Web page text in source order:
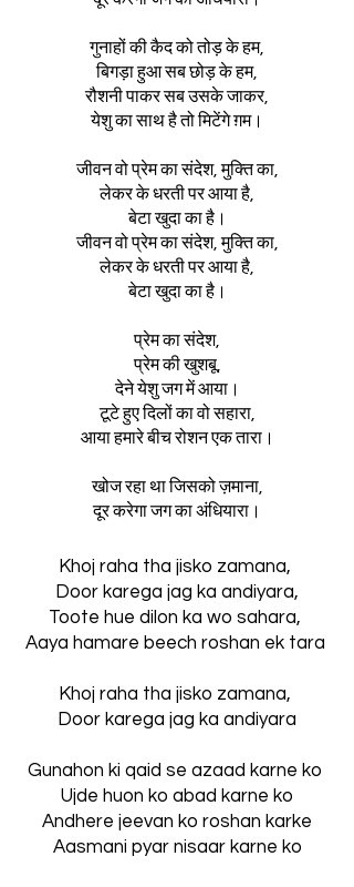
गुनाहों की कैद को तोड़ के हम,
बिगड़ा हुआ सब छोड़ के हम,
रौशनी पाकर सब उसके जाकर,
येशु का साथ है तो मिटेंगे ग़म।
जीवन वो प्रेम का संदेश, मुक्ति का,
लेकर के धरती पर आया है,
बेटा खुदा का है।
जीवन वो प्रेम का संदेश, मुक्ति का,
लेकर के धरती पर आया है,
बेटा खुदा का है।
प्रेम का संदेश,
प्रेम की खुशबू,
देने येशु जग में आया।
टूटे हुए दिलों का वो सहारा,
आया हमारे बीच रोशन एक तारा।
खोज रहा था जिसको ज़माना,
दूर करेगा जग का अंधियारा।
Khoj raha tha jisko zamana,
Door karega jag ka andiyara,
Toote hue dilon ka wo sahara,
Aaya hamare beech roshan ek tara
Khoj raha tha jisko zamana,
Door karega jag ka andiyara
Gunahon ki qaid se azaad karne ko
Ujde huon ko abad karne ko
Andhere jeevan ko roshan karke
Aasmani pyar nisaar karne ko